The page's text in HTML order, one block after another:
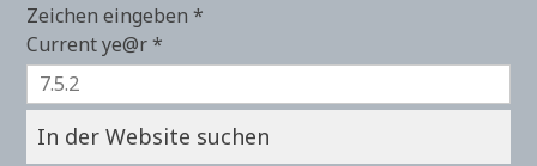
Zeichen eingeben*
Current ye@r*
In der Website suchen